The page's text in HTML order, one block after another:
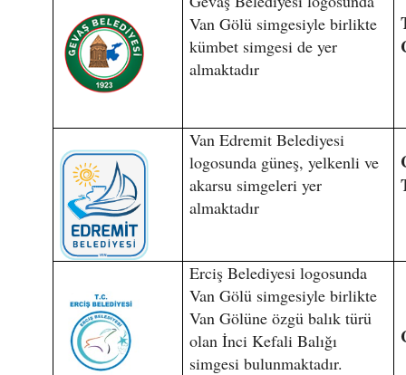
Van Gölü simgesiyle birlikte
kümbet simgesi de yer
almaktadır
Van Edremit Belediyesi
logosunda güneş, yelkenli ve
akarsu simgeleri yer
almaktadır
Erciş Belediyesi logosunda
Van Gölü simgesiyle birlikte
Van Gölüne özgü balık türü
olan İnci Kefali Balığı
simgesi bulunmaktadır.